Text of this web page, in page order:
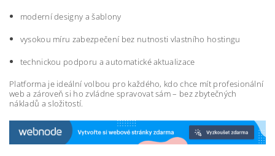
moderní designy a šablony
vysokou míru zabezpečení bez nutnosti vlastního hostingu
technickou podporu a automatické aktualizace
Platforma je ideální volbou pro každého, kdo chce mít profesionální
web a zároveň si ho zvládne spravovat sám – bez zbytečných
nákladů a složitostí.